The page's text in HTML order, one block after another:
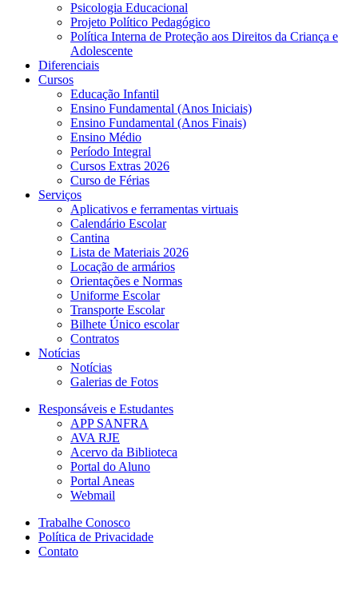
Psicologia Educacional
Projeto Político Pedagógico
Política Interna de Proteção aos Direitos da Criança e
Adolescente
Diferenciais
Cursos
Educação Infantil
Ensino Fundamental (Anos Iniciais)
Ensino Fundamental (Anos Finais)
Ensino Médio
Período Integral
Cursos Extras 2026
Curso de Férias
Serviços
Aplicativos e ferramentas virtuais
Calendário Escolar
Cantina
Lista de Materiais 2026
Locação de armários
Orientações e Normas
Uniforme Escolar
Transporte Escolar
Bilhete Único escolar
Contratos
Notícias
Notícias
Galerias de Fotos
Responsáveis e Estudantes
APP SANFRA
AVA RJE
Acervo da Biblioteca
Portal do Aluno
Portal Aneas
Webmail
Trabalhe Conosco
Política de Privacidade
Contato